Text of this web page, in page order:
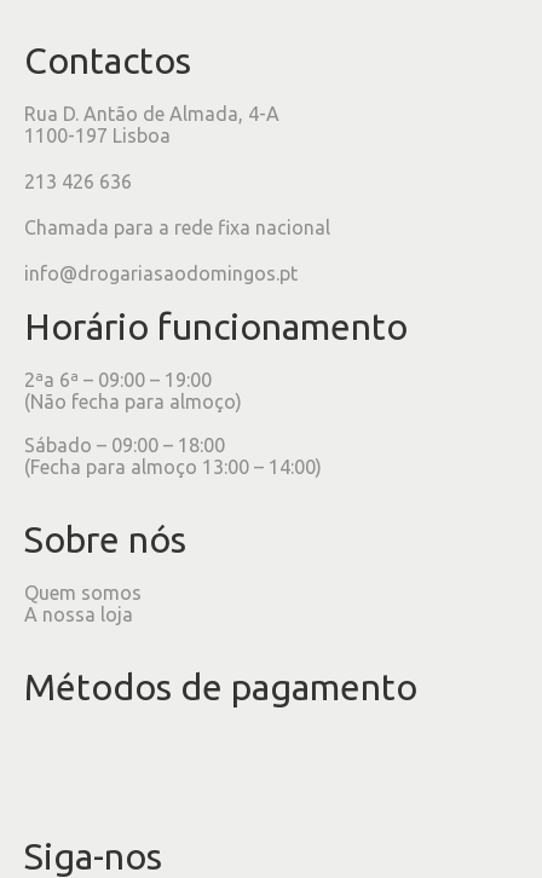
Contactos
Rua D. Antão de Almada, 4-A
1100-197 Lisboa
213 426 636
Chamada para a rede fixa nacional
info@drogariasaodomingos.pt
Horário funcionamento
2ªa 6ª – 09:00 – 19:00
(Não fecha para almoço)
Sábado – 09:00 – 18:00
(Fecha para almoço 13:00 – 14:00)
Sobre nós
Quem somos
A nossa loja
Métodos de pagamento
Siga-nos